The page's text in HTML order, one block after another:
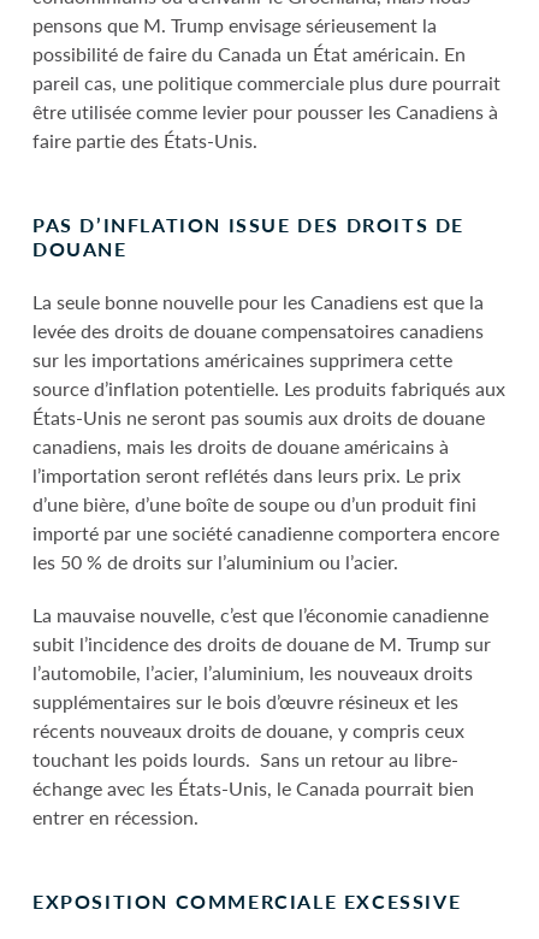
pensons que M. Trump envisage sérieusement la
possibilité de faire du Canada un État américain. En
pareil cas, une politique commerciale plus dure pourrait
être utilisée comme levier pour pousser les Canadiens à
faire partie des États-Unis.
PAS D’INFLATION ISSUE DES DROITS DE
DOUANE
La seule bonne nouvelle pour les Canadiens est que la
levée des droits de douane compensatoires canadiens
sur les importations américaines supprimera cette
source d’inflation potentielle. Les produits fabriqués aux
États-Unis ne seront pas soumis aux droits de douane
canadiens, mais les droits de douane américains à
l’importation seront reflétés dans leurs prix. Le prix
d’une bière, d’une boîte de soupe ou d’un produit fini
importé par une société canadienne comportera encore
les 50 % de droits sur l’aluminium ou l’acier.
La mauvaise nouvelle, c’est que l’économie canadienne
subit l’incidence des droits de douane de M. Trump sur
l’automobile, l’acier, l’aluminium, les nouveaux droits
supplémentaires sur le bois d’œuvre résineux et les
récents nouveaux droits de douane, y compris ceux
touchant les poids lourds. Sans un retour au libre-
échange avec les États-Unis, le Canada pourrait bien
entrer en récession.
EXPOSITION COMMERCIALE EXCESSIVE